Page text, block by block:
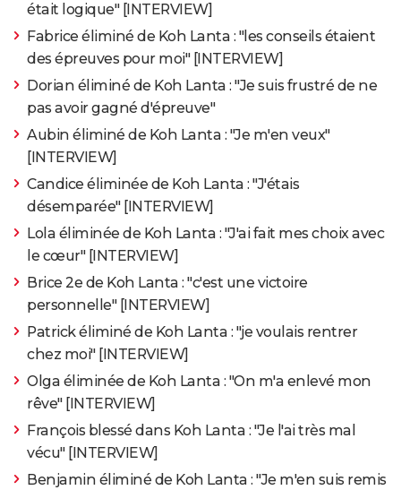
était logique" [INTERVIEW]
Fabrice éliminé de Koh Lanta : "les conseils étaient
des épreuves pour moi" [INTERVIEW]
Dorian éliminé de Koh Lanta : "Je suis frustré de ne
pas avoir gagné d'épreuve"
Aubin éliminé de Koh Lanta : "Je m'en veux"
[INTERVIEW]
Candice éliminée de Koh Lanta : "J'étais
désemparée" [INTERVIEW]
Lola éliminée de Koh Lanta : "J'ai fait mes choix avec
le cœur" [INTERVIEW]
Brice 2e de Koh Lanta : "c'est une victoire
personnelle" [INTERVIEW]
Patrick éliminé de Koh Lanta : "je voulais rentrer
chez moi" [INTERVIEW]
Olga éliminée de Koh Lanta : "On m'a enlevé mon
rêve" [INTERVIEW]
François blessé dans Koh Lanta : "Je l'ai très mal
vécu" [INTERVIEW]
Benjamin éliminé de Koh Lanta : "Je m'en suis remis